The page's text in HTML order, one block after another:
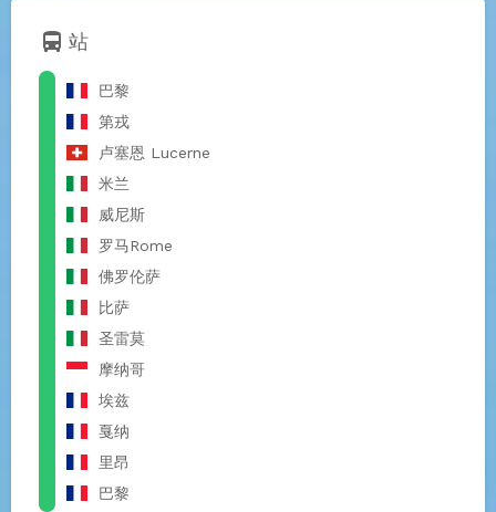
directions_bus 站
巴黎
第戎
卢塞恩 Lucerne
米兰
威尼斯
罗马Rome
佛罗伦萨
比萨
圣雷莫
摩纳哥
埃兹
戛纳
里昂
巴黎